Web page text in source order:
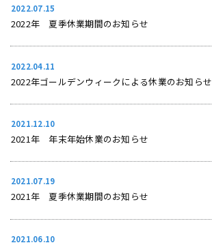
2022.07.15
2022年 夏季休業期間のお知らせ
2022.04.11
2022年ゴールデンウィークによる休業のお知らせ
2021.12.10
2021年 年末年始休業のお知らせ
2021.07.19
2021年 夏季休業期間のお知らせ
2021.06.10